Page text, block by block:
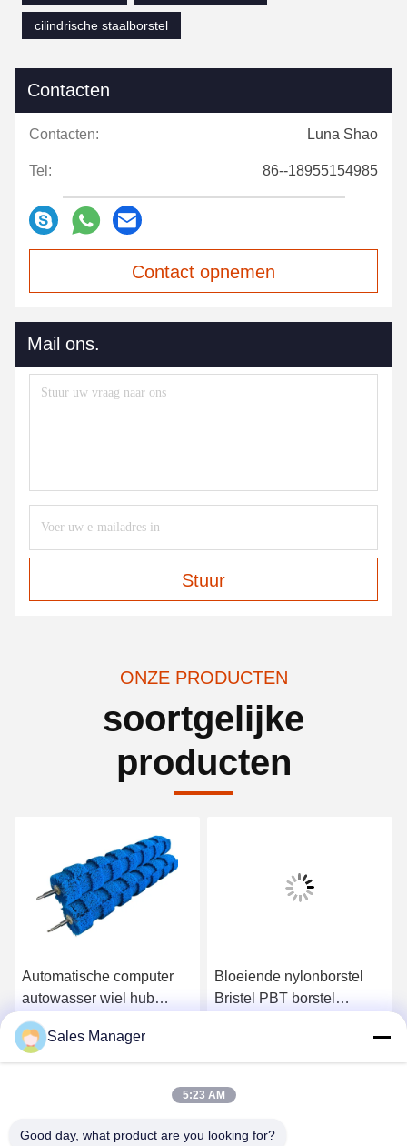
cilindrische staalborstel
Contacten
Contacten: Luna Shao
Tel: 86--18955154985
Contact opnemen
Mail ons.
Stuur
ONZE PRODUCTEN
soortgelijke
producten
Automatische computer
autowasser wiel hub
borstel rol met hoge / lage
bont borstel roestvrij staal
Krijg Beste Prijs
Bloeiende nylonborstel
Bristel PBT borstel
Sales Manager
5:23 AM
Good day, what product are you looking for?